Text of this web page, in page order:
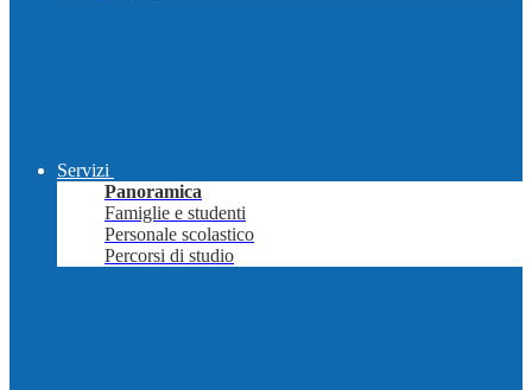
Servizi
Panoramica
Famiglie e studenti
Personale scolastico
Percorsi di studio